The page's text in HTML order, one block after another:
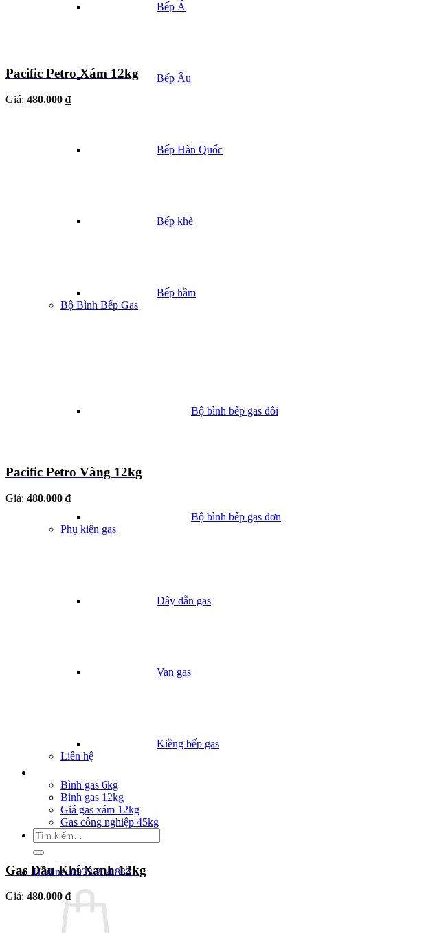
Bếp Á
Bếp Âu
Bếp Hàn Quốc
Bếp khè
Bếp hầm
Bộ Bình Bếp Gas
Bộ bình bếp gas đôi
Bộ bình bếp gas đơn
Phụ kiện gas
Dây dẫn gas
Van gas
Kiềng bếp gas
Liên hệ
Bình gas 6kg
Bình gas 12kg
Giá gas xám 12kg
Gas công nghiệp 45kg
Tìm
kiếm:
Hotline: 0933.234.833
Pacific Petro Xám 12kg
Giá: 480.000 ₫
Pacific Petro Vàng 12kg
Giá: 480.000 ₫
Gas Dầu Khí Xanh 12kg
Giá: 480.000 ₫